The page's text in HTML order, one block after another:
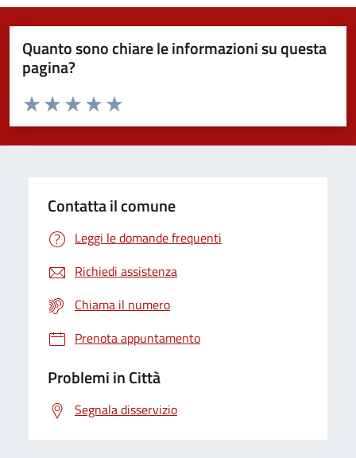
Quanto sono chiare le informazioni su questa
pagina?
Domanda
Valuta da 1 a 5 stelle la pagina
Valuta 5 stelle su 5
Valuta 4 stelle su 5
Valuta 3 stelle su 5
Valuta 2 stelle su 5
Valuta 1 stelle su 5
Contatta il comune
Leggi le domande frequenti
Richiedi assistenza
Chiama il numero
Prenota appuntamento
Problemi in Città
Segnala disservizio